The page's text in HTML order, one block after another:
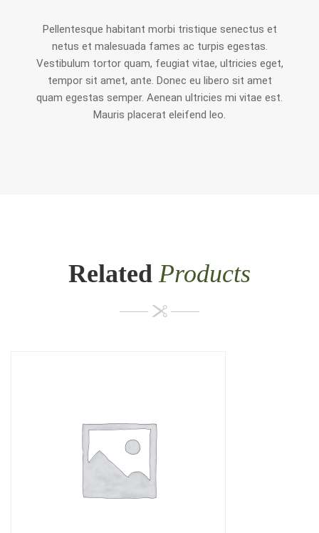
Pellentesque habitant morbi tristique senectus et
netus et malesuada fames ac turpis egestas.
Vestibulum tortor quam, feugiat vitae, ultricies eget,
tempor sit amet, ante. Donec eu libero sit amet
quam egestas semper. Aenean ultricies mi vitae est.
Mauris placerat eleifend leo.
Related Products